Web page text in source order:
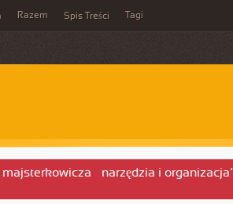
Razem Spis Treści Tagi
– narzędzia i organizacja’